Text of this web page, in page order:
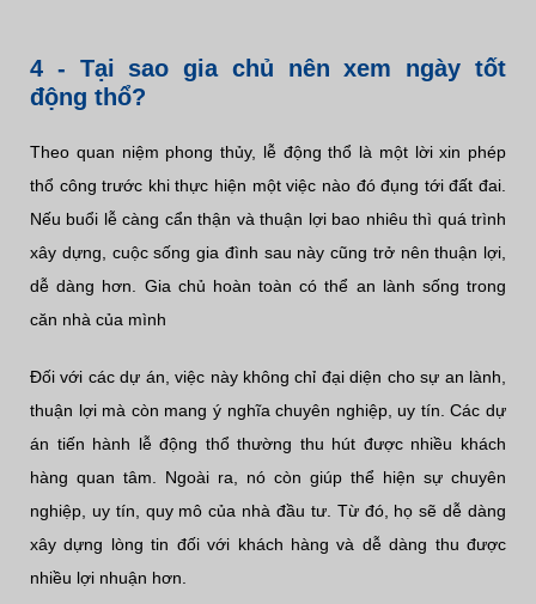
4 - Tại sao gia chủ nên xem ngày tốt
động thổ?
Theo quan niệm phong thủy, lễ động thổ là một lời xin phép
thổ công trước khi thực hiện một việc nào đó đụng tới đất đai.
Nếu buổi lễ càng cẩn thận và thuận lợi bao nhiêu thì quá trình
xây dựng, cuộc sống gia đình sau này cũng trở nên thuận lợi,
dễ dàng hơn. Gia chủ hoàn toàn có thể an lành sống trong
căn nhà của mình
Đối với các dự án, việc này không chỉ đại diện cho sự an lành,
thuận lợi mà còn mang ý nghĩa chuyên nghiệp, uy tín. Các dự
án tiến hành lễ động thổ thường thu hút được nhiều khách
hàng quan tâm. Ngoài ra, nó còn giúp thể hiện sự chuyên
nghiệp, uy tín, quy mô của nhà đầu tư. Từ đó, họ sẽ dễ dàng
xây dựng lòng tin đối với khách hàng và dễ dàng thu được
nhiều lợi nhuận hơn.